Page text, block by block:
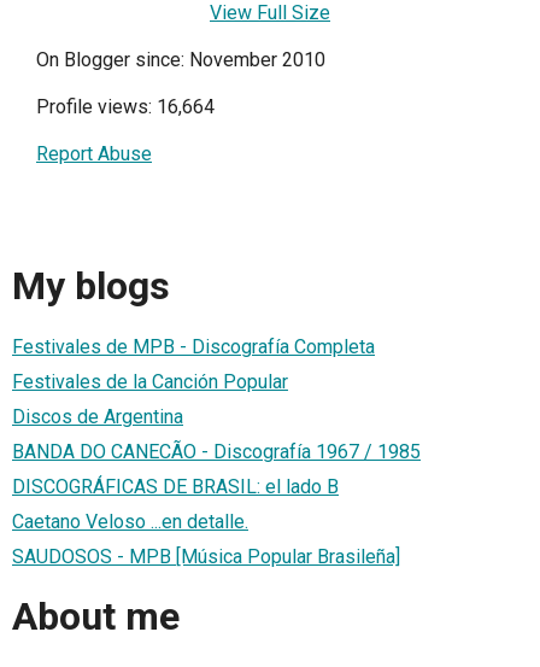
View Full Size
On Blogger since: November 2010
Profile views: 16,664
Report Abuse
My blogs
Festivales de MPB - Discografía Completa
Festivales de la Canción Popular
Discos de Argentina
BANDA DO CANECÃO - Discografía 1967 / 1985
DISCOGRÁFICAS DE BRASIL: el lado B
Caetano Veloso ...en detalle.
SAUDOSOS - MPB [Música Popular Brasileña]
About me